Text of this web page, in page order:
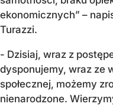
ekonomicznych” –
Turazzi.
- Dzisiaj, wraz z
dysponujemy, wraz ze
społecznej, możemy
nienarodzone.